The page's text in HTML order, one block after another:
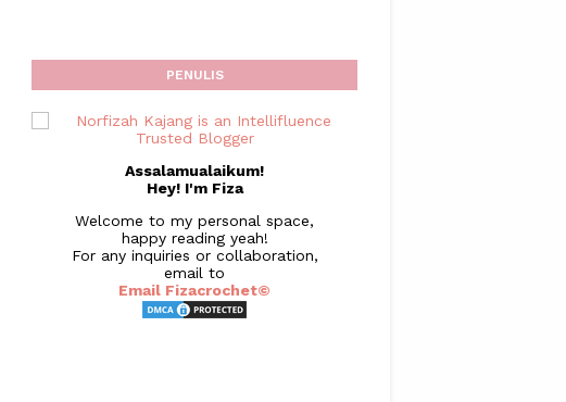
PENULIS
Assalamualaikum!
Hey! I'm Fiza
Welcome to my personal space,
happy reading yeah!
For any inquiries or collaboration,
email to
Email Fizacrochet©